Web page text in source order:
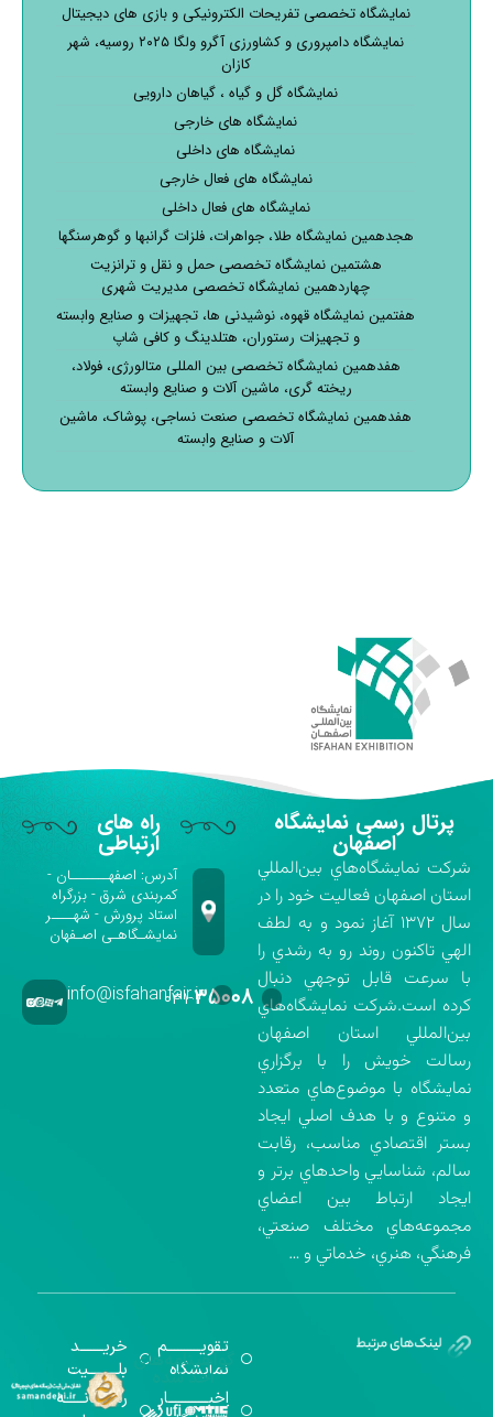
نمایشگاه تخصصی تفریحات الکترونیکی و بازی های دیجیتال
نمایشگاه دامپروری و کشاورزی آگرو ولگا ۲۰۲۵ روسیه، شهر
کازان
نمایشگاه گل و گیاه ، گیاهان دارویی
نمایشگاه های خارجی
نمایشگاه های داخلی
نمایشگاه های فعال خارجی
نمایشگاه های فعال داخلی
هجدهمین نمایشگاه طلا، جواهرات، فلزات گرانبها و گوهرسنگها
هشتمین نمایشگاه تخصصی حمل و نقل و ترانزیت
چهاردهمین نمایشگاه تخصصی مدیریت شهری
هفتمین نمایشگاه قهوه، نوشیدنی ها، تجهیزات و صنایع وابسته
و تجهیزات رستوران، هتلدینگ و کافی شاپ
هفدهمین نمایشگاه تخصصی بین المللی متالورژی، فولاد،
ریخته گری، ماشین آلات و صنایع وابسته
هفدهمین نمایشگاه تخصصی صنعت نساجی، پوشاک، ماشین
آلات و صنایع وابسته
پرتال رسمی نمایشگاه
اصفهان
شركت نمايشگاه‌هاي بين‌المللي
استان اصفهان فعاليت خود را در
سال ۱۳۷۲ آغاز نمود و به لطف
الهي تاكنون روند رو به رشدي را
با سرعت قابل توجهي دنبال
كرده است.شركت نمايشگاه‌هاي
بين‌المللي استان اصفهان
رسالت خويش را با برگزاري
نمايشگاه با موضوع‌هاي متعدد
و متنوع و با هدف اصلي ايجاد
بستر اقتصادي مناسب، رقابت
سالم، شناسايي واحدهاي برتر و
ايجاد ارتباط بين اعضاي
مجموعه‌هاي مختلف صنعتي،
فرهنگي، هنري، خدماتي و …
راه های
ارتباطی
آدرس: اصفهـــــــان -
کمربندی شرق - بزرگراه
استاد پرورش - شهــــر
نمایشـگاهـی اصـفهان
۰۳۱-۳۵۰۰۸info@isfahanfair.ir
تقویــــــــــم
نمایشگاه
اخبــــــــــــار
خریـــــــد
بلـــــــــیت
رســـــانــــــه
گواهینامه‌های
اخذ شده